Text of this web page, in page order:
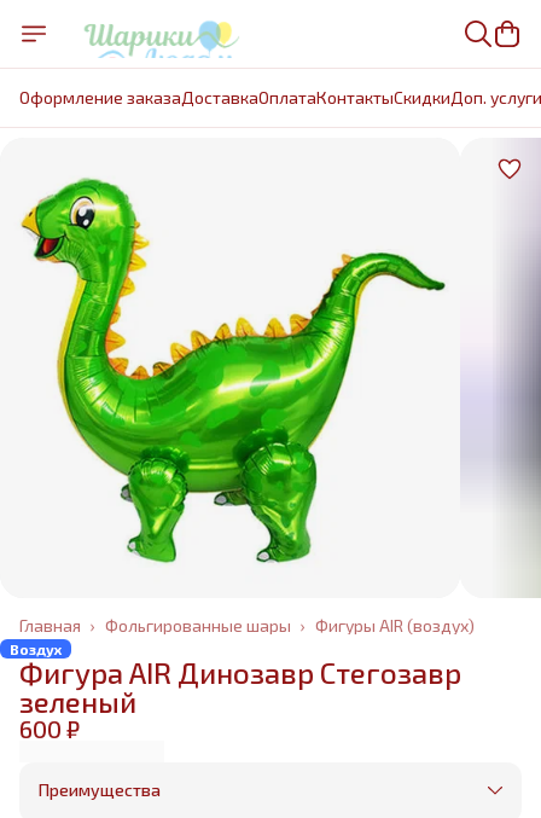
Оформление заказаДоставкаОплатаКонтактыCкидкиДоп. услуги
Фигуры AIR (воздух)
Фольгированные шары ›
Главная ›
Воздух
Фигура AIR Динозавр Стегозавр
зеленый
600 ₽
Преимущества
Оплата частями в Сплит